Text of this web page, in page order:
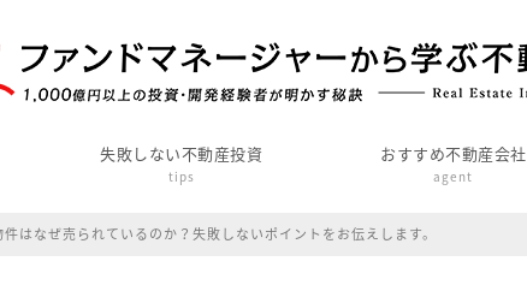
失敗しない不動産投資
tips
おすすめ不動産会社
agent
はなぜ売られているのか？失敗しないポイントをお伝えします。